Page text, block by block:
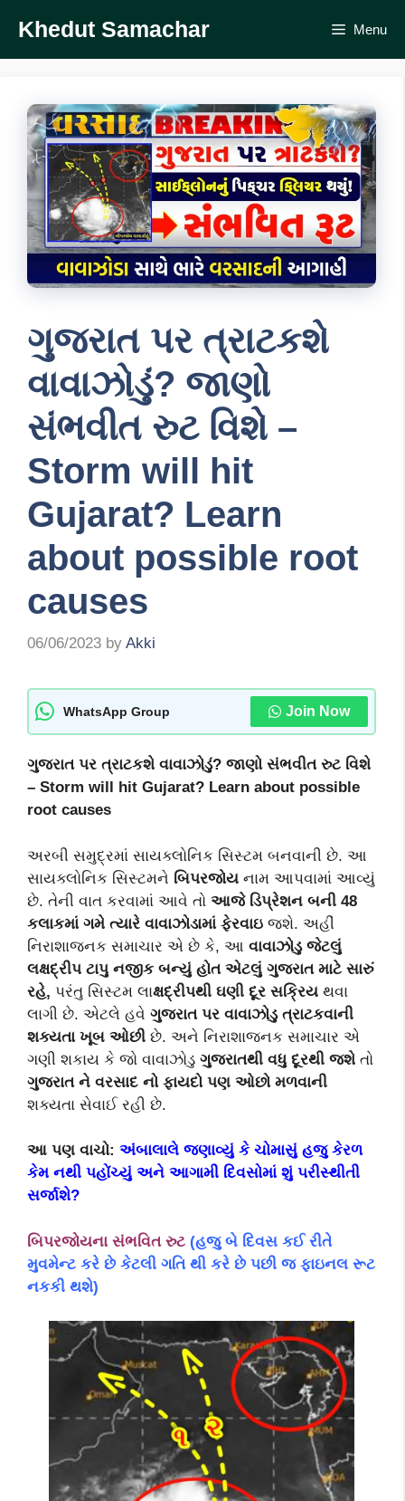
content
Khedut Samachar Menu
ગુજરાત પર ત્રાટકશે
વાવાઝોડું? જાણો
સંભવીત રુટ વિશે –
Storm will hit
Gujarat? Learn
about possible root
causes
06/06/2023 by Akki
WhatsApp Group Join Now
ગુજરાત પર ત્રાટકશે વાવાઝોડું? જાણો સંભવીત રુટ વિશે
– Storm will hit Gujarat? Learn about possible
root causes
અરબી સમુદ્રમાં સાયક્લોનિક સિસ્ટમ બનવાની છે. આ
સાયક્લોનિક સિસ્ટમને બિપરજોય નામ આપવામાં આવ્યું
છે. તેની વાત કરવામાં આવે તો આજે ડિપ્રેશન બની 48
કલાકમાં ગમે ત્યારે વાવાઝોડામાં ફેરવાઇ જશે. અહીં
નિરાશાજનક સમાચાર એ છે કે, આ વાવાઝોડુ જેટલું
લક્ષદ્રીપ ટાપુ નજીક બન્યું હોત એટલું ગુજરાત માટે સારું
રહે, પરંતુ સિસ્ટમ લાક્ષદ્રીપથી ઘણી દૂર સક્રિય થવા
લાગી છે. એટલે હવે ગુજરાત પર વાવાઝોડુ ત્રાટકવાની
શક્યતા ખૂબ ઓછી છે. અને નિરાશાજનક સમાચાર એ
ગણી શકાય કે જો વાવાઝોડુ ગુજરાતથી વધુ દૂરથી જશે તો
ગુજરાત ને વરસાદ નો ફાયદો પણ ઓછો મળવાની
શક્યતા સેવાઈ રહી છે.
આ પણ વાચો: અંબાલાલે જણાવ્યું કે ચોમાસું હજુ કેરળ
કેમ નથી પહોંચ્યું અને આગામી દિવસોમાં શું ૫રીસ્થીતી
સર્જાશે?
બિપરજોયના સંભવિત રુટ (હજુ બે દિવસ કઈ રીતે
મુવમેન્ટ કરે છે કેટલી ગતિ થી કરે છે પછી જ ફાઇનલ રૂટ
નકકી થશે)